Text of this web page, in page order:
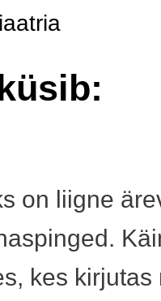
on liigne
kes kirjutas